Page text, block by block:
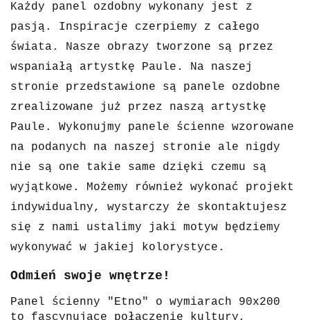
Każdy panel ozdobny wykonany jest z
pasją. Inspiracje czerpiemy z całego
świata. Nasze obrazy tworzone są przez
wspaniałą artystkę Paule.
Na naszej
stronie przedstawione są panele ozdobne
zrealizowane już przez naszą artystkę
Paule. Wykonujmy panele ścienne wzorowane
na podanych na naszej stronie ale nigdy
nie są one takie same dzięki czemu są
wyjątkowe. Możemy również wykonać projekt
indywidualny, wystarczy że skontaktujesz
się z nami ustalimy jaki motyw będziemy
wykonywać w jakiej kolorystyce.
Odmień swoje wnętrze!
Panel ścienny "Etno" o wymiarach 90x200
to fascynujące połączenie kultury,